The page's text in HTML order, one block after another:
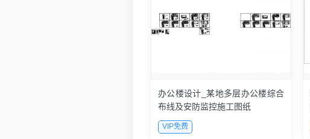
办公楼设计_某地多层办公楼综合
布线及安防监控施工图纸
VIP免费